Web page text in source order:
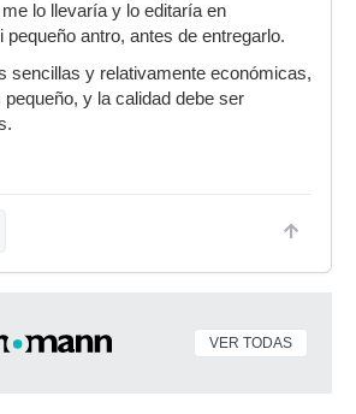
lo llevaría y lo editaría en
pequeño antro, antes de entregarlo.
sencillas y relativamente económicas,
y la calidad debe ser
VER TODAS